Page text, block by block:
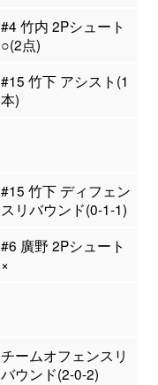
#4 竹内 2Pシュート
○(2点)
#15 竹下 アシスト(1
本)
#15 竹下 ディフェン
スリバウンド(0-1-1)
#6 廣野 2Pシュート
×
チームオフェンスリ
バウンド(2-0-2)